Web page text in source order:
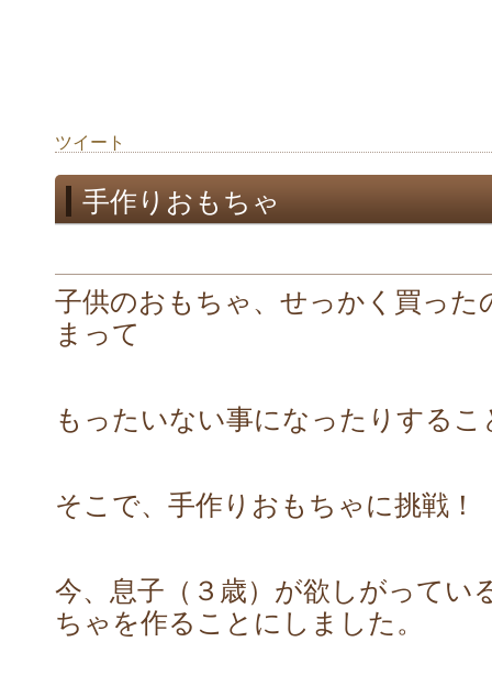
ツイート
手作りおもちゃ
子供のおもちゃ、せっかく買った
まって
もったいない事になったりする
そこで、手作りおもちゃに挑戦！
今、息子（３歳）が欲しがってい
ちゃを作ることにしました。